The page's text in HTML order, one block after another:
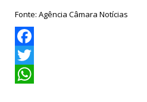
Fonte: Agência Câmara Notícias
Facebook
Twitter